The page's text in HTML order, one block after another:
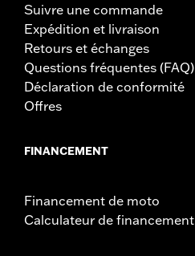
Suivre une commande
Expédition et livraison
Retours et échanges
Questions fréquentes (FAQ)
Déclaration de conformité
Offres
FINANCEMENT
Financement de moto
Calculateur de financement